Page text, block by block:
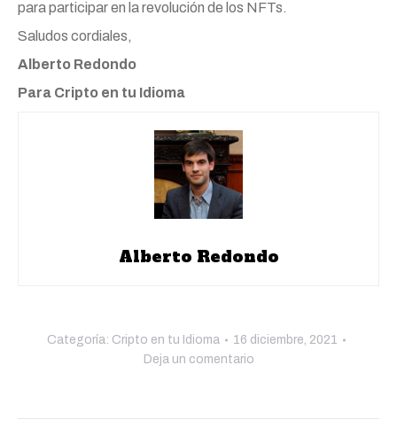
para participar en la revolución de los NFTs.
Saludos cordiales,
Alberto Redondo
Para Cripto en tu Idioma
Alberto Redondo
Categoría: Cripto en tu Idioma
16 diciembre, 2021
Deja un comentario